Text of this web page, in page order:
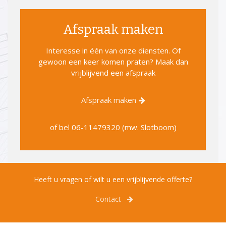
Afspraak maken
Interesse in één van onze diensten. Of
gewoon een keer komen praten? Maak dan
vrijblijvend een afspraak
Afspraak maken
of bel 06-11479320 (mw. Slotboom)
Heeft u vragen of wilt u een vrijblijvende offerte?
Contact